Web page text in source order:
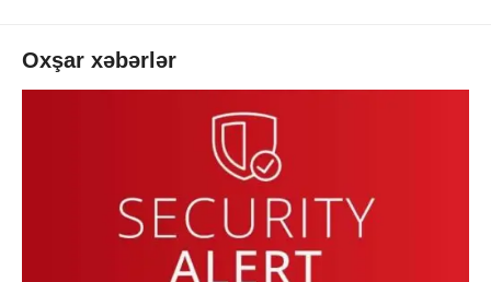
Oxşar xəbərlər